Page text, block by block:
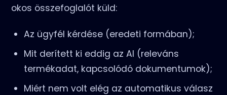
okos összefoglalót küld:
Az ügyfél kérdése (eredeti formában);
Mit derített ki eddig az AI (releváns
termékadat, kapcsolódó dokumentumok);
Miért nem volt elég az automatikus válasz